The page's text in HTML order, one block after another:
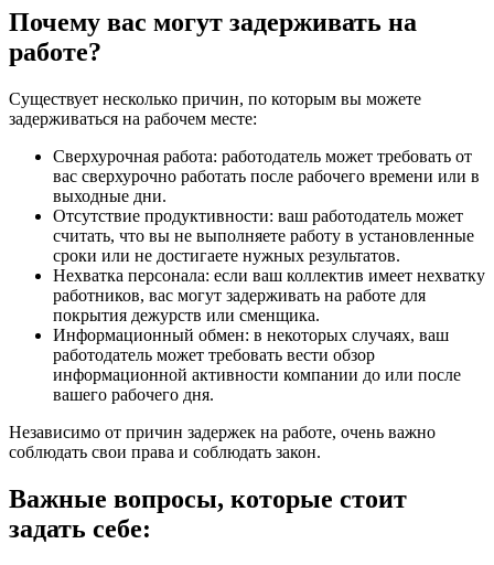
Почему вас могут задерживать на
работе?
Существует несколько причин, по которым вы можете
задерживаться на рабочем месте:
Сверхурочная работа: работодатель может требовать от
вас сверхурочно работать после рабочего времени или в
выходные дни.
Отсутствие продуктивности: ваш работодатель может
считать, что вы не выполняете работу в установленные
сроки или не достигаете нужных результатов.
Нехватка персонала: если ваш коллектив имеет нехватку
работников, вас могут задерживать на работе для
покрытия дежурств или сменщика.
Информационный обмен: в некоторых случаях, ваш
работодатель может требовать вести обзор
информационной активности компании до или после
вашего рабочего дня.
Независимо от причин задержек на работе, очень важно
соблюдать свои права и соблюдать закон.
Важные вопросы, которые стоит
задать себе: